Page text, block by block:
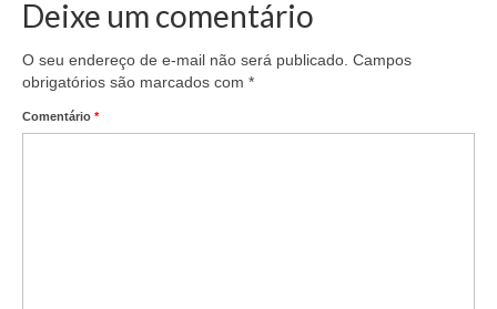
Deixe um comentário
O seu endereço de e-mail não será publicado. Campos
obrigatórios são marcados com *
Comentário *